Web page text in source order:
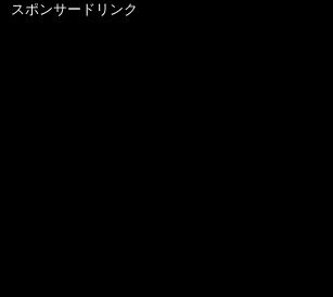
スポンサードリンク